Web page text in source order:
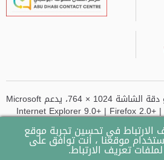
برعاية
أفضل عرض لهذا الموقع هو دقة الشاشة 1024 × 764، يدعم Microsoft
Internet Explorer 9.0+ | Firefox 2.0+
في- 14-07-2026 وقت 10:49 AM
الارتباط في تحسين تجربة موقع
موقعنا ، أنت توافق على
تعريف الارتباط.